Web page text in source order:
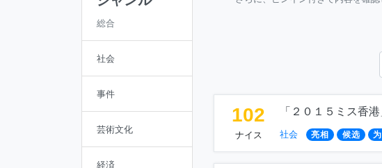
総合
社会
事件
芸術文化
経済
102
ナイス
「２０１５ミス香
社会 亮相 候选